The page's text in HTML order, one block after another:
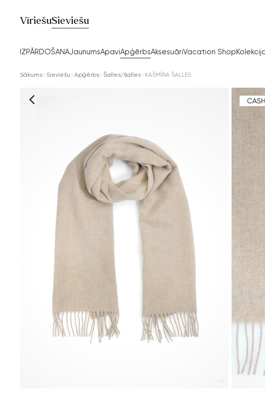
VīriešuSieviešu
IZPĀRDOŠANAJaunumsApaviApģērbsAksesuāriVacation Shop
Sākums Sieviešu Apģērbs Šalles/šalles KAŠMĪRA ŠALLES